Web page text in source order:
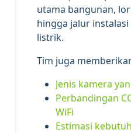
utama bangunan,
hingga jalur
listrik.
Tim juga
Jenis kamera
Perbandingan
WiFi
Estimasi